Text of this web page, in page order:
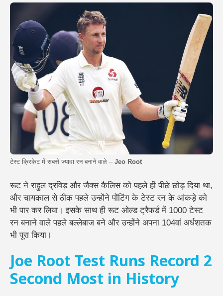
टेस्ट क्रिकेट में सबसे ज्यादा रन बनाने वाले – Jeo Root
रूट ने राहुल द्रविड़ और जैक्स कैलिस को पहले ही पीछे छोड़ दिया था,
और चायकाल से ठीक पहले उन्होंने पोंटिंग के टेस्ट रन के आंकड़े को
भी पार कर लिया। इसके साथ ही रूट ओल्ड ट्रैफर्ड में 1000 टेस्ट
रन बनाने वाले पहले बल्लेबाज बने और उन्होंने अपना 104वां अर्धशतक
भी पूरा किया।
Joe Root Test Runs Record 2
Second Most in History